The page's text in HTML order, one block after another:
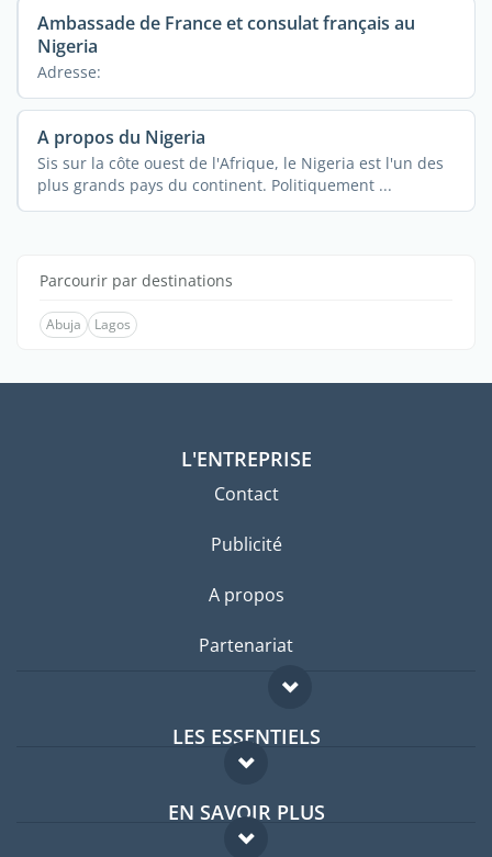
Ambassade de France et consulat français au
Nigeria
Adresse:
A propos du Nigeria
Sis sur la côte ouest de l'Afrique, le Nigeria est l'un des
plus grands pays du continent. Politiquement ...
Parcourir par destinations
Abuja Lagos
L'ENTREPRISE
Contact
Publicité
A propos
Partenariat
LES ESSENTIELS
Forum expatriés
Guides pays
EN SAVOIR PLUS
FAQ